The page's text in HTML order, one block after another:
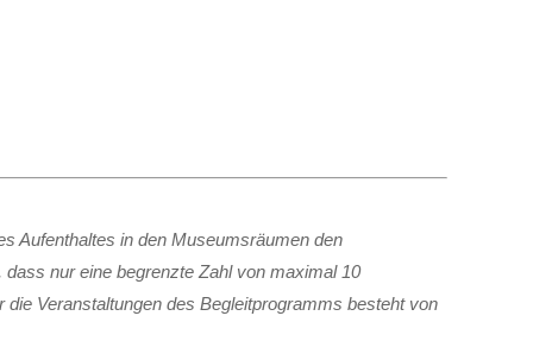
Aufenthaltes in den Museumsräumen den
nur eine begrenzte Zahl von maximal 10
Veranstaltungen des Begleitprogramms besteht von